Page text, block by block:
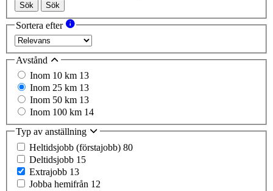
Sök Sök
Sortera efter
Avstånd
Inom 10 km 13
Inom 25 km 13
Inom 50 km 13
Inom 100 km 14
Typ av anställning
Heltidsjobb (förstajobb) 80
Deltidsjobb 15
Extrajobb 13
Jobba hemifrån 12